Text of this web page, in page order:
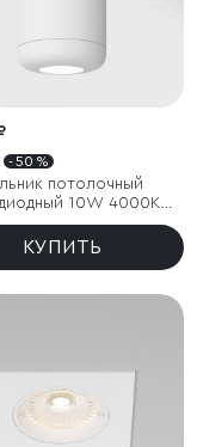
- 50 %
потолочный
10W 4000K
КУПИТЬ